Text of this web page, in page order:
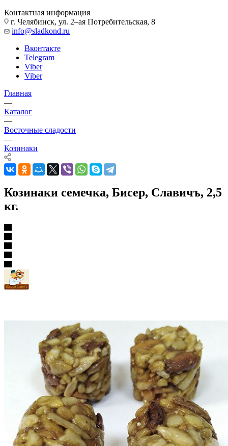
Контактная информация
г. Челябинск, ул. 2–ая Потребительская, 8
info@sladkond.ru
Вконтакте
Telegram
Viber
Viber
Главная
—
Каталог
—
Восточные сладости
—
Козинаки
Козинаки семечка, Бисер, Славичъ, 2,5
кг.